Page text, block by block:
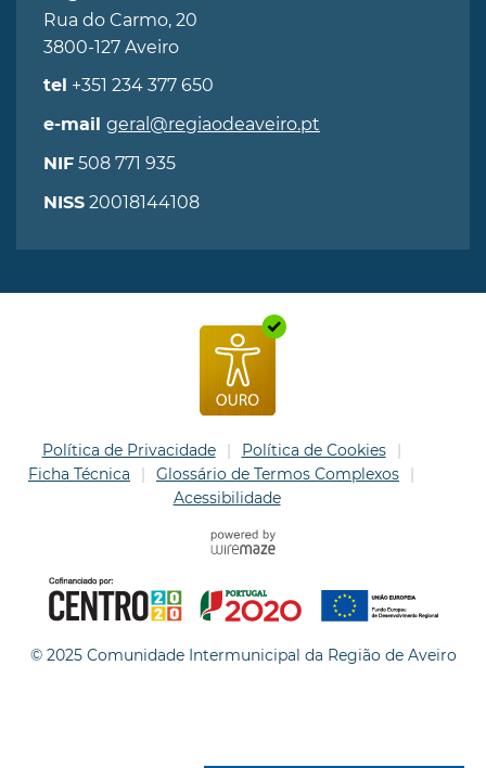
Rua do Carmo, 20
3800-127 Aveiro
tel +351 234 377 650
e-mail geral@regiaodeaveiro.pt
NIF 508 771 935
NISS 20018144108
Política de Privacidade
Política de Cookies
Ficha Técnica
Glossário de Termos Complexos
Acessibilidade
© 2025 Comunidade Intermunicipal da Região de Aveiro